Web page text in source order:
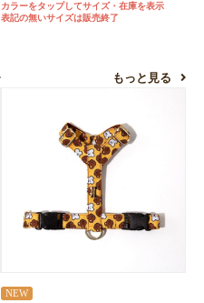
カラーをタップしてサイズ・在庫を表示
表記の無いサイズは販売終了
もっと見る
NEW